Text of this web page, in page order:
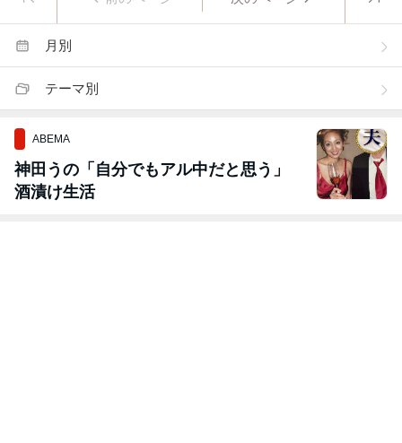
月別
テーマ別
ABEMA
神田うの「自分でもアル中だと思う」
酒漬け生活